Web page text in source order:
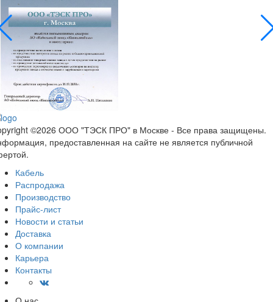
©2026 ООО "ТЭСК ПРО" в Москве - Все права защищены.
предоставленная на сайте не является публичной
Кабель
Распродажа
Производство
Прайс-лист
Новости и статьи
Доставка
О компании
Карьера
Контакты